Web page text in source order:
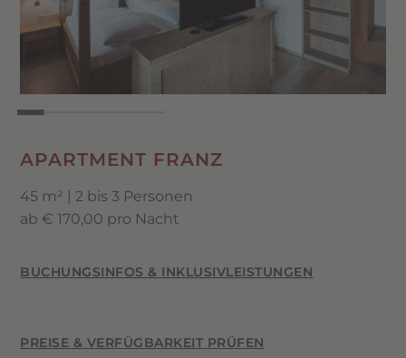
APARTMENT FRANZ
45 m² | 2 bis 3 Personen
ab € 170,00 pro Nacht
BUCHUNGSINFOS & INKLUSIVLEISTUNGEN
PREISE & VERFÜGBARKEIT PRÜFEN